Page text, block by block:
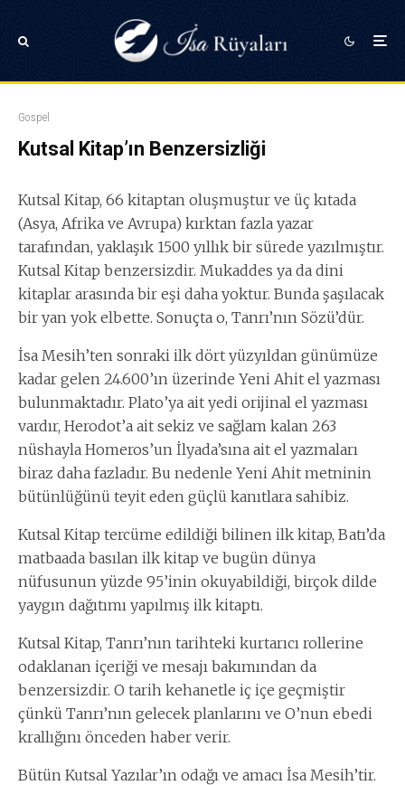
Gospel
Kutsal Kitap’ın Benzersizliği
Kutsal Kitap, 66 kitaptan oluşmuştur ve üç kıtada
(Asya, Afrika ve Avrupa) kırktan fazla yazar
tarafından, yaklaşık 1500 yıllık bir sürede yazılmıştır.
Kutsal Kitap benzersizdir. Mukaddes ya da dini
kitaplar arasında bir eşi daha yoktur. Bunda şaşılacak
bir yan yok elbette. Sonuçta o, Tanrı’nın Sözü’dür.
İsa Mesih’ten sonraki ilk dört yüzyıldan günümüze
kadar gelen 24.600’ın üzerinde Yeni Ahit el yazması
bulunmaktadır. Plato’ya ait yedi orijinal el yazması
vardır, Herodot’a ait sekiz ve sağlam kalan 263
nüshayla Homeros’un İlyada’sına ait el yazmaları
biraz daha fazladır. Bu nedenle Yeni Ahit metninin
bütünlüğünü teyit eden güçlü kanıtlara sahibiz.
Kutsal Kitap tercüme edildiği bilinen ilk kitap, Batı’da
matbaada basılan ilk kitap ve bugün dünya
nüfusunun yüzde 95’inin okuyabildiği, birçok dilde
yaygın dağıtımı yapılmış ilk kitaptı.
Kutsal Kitap, Tanrı’nın tarihteki kurtarıcı rollerine
odaklanan içeriği ve mesajı bakımından da
benzersizdir. O tarih kehanetle iç içe geçmiştir
çünkü Tanrı’nın gelecek planlarını ve O’nun ebedi
krallığını önceden haber verir.
Bütün Kutsal Yazılar’ın odağı ve amacı İsa Mesih’tir.